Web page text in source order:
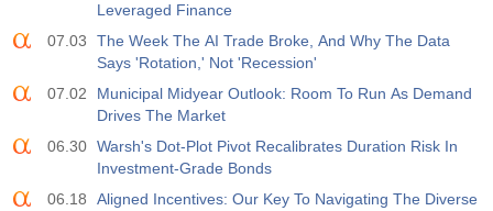
CFTC Gold, nichtkommerzielle Nettopositionen
Akt
Erw
Vorh
CFTC Rohöl, nichtkommerzielle Nettopositionen
Akt
Erw
Vorh
Leveraged Finance
07.03
The Week The AI Trade Broke, And Why The Data
Says 'Rotation,' Not 'Recession'
07.02
Municipal Midyear Outlook: Room To Run As Demand
Drives The Market
06.30 Warsh's Dot-Plot Pivot Recalibrates Duration Risk In
Investment-Grade Bonds
06.18
Aligned Incentives: Our Key To Navigating The Diverse